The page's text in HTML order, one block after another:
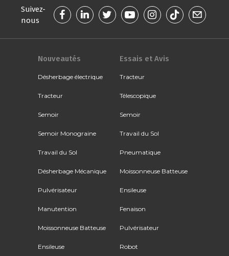
Suivez-
nous
Nouveautés
Désherbage électrique
Tracteur
Semoir
Semoir Monograine
Travail du Sol
Désherbage Mécanique
Pulvérisateur
Manutention
Moissonneuse Batteuse
Ensileuse
Essais et Avis
Tracteur
Télescopique
Semoir
Travail du Sol
Pneumatique
Moissonneuse Batteuse
Ensileuse
Fenaison
Pulvérisateur
Robot